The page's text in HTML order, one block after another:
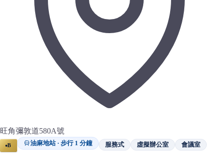
旺角彌敦道580A號
B 油麻地站 · 步行 1 分鐘 服務式 虛擬辦公室 會議室